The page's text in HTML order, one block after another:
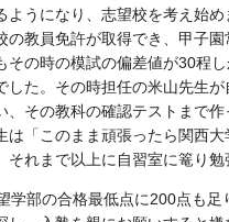
うになり、志望校を考え始
教員免許が取得でき、甲子
の時の模試の偏差値が30程
た。その時担任の米山先生
その教科の確認テストまで作
「このまま頑張ったら関西大
れまで以上に自習室に篭り勉
部の合格最低点に200点も足